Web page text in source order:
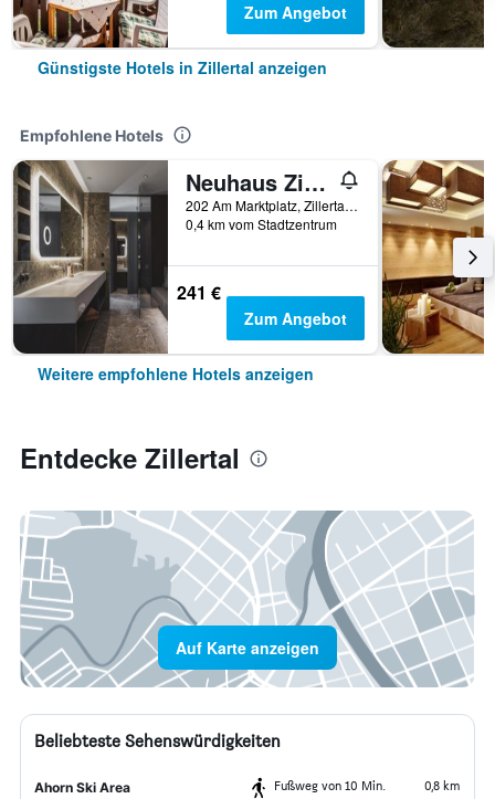
Zum Angebot
Günstigste Hotels in Zillertal anzeigen
Empfohlene Hotels
Neuhaus Zillertal Resort
202 Am Marktplatz, Zillertal, Tirol, Österreich
0,4 km vom Stadtzentrum
241 €
Zum Angebot
Weitere empfohlene Hotels anzeigen
Entdecke Zillertal
Auf Karte anzeigen
Beliebteste Sehenswürdigkeiten
Ahorn Ski Area Fußweg von 10 Min. 0,8 km